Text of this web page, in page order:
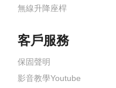
無線升降座桿
客戶服務
保固聲明
影音教學Youtube